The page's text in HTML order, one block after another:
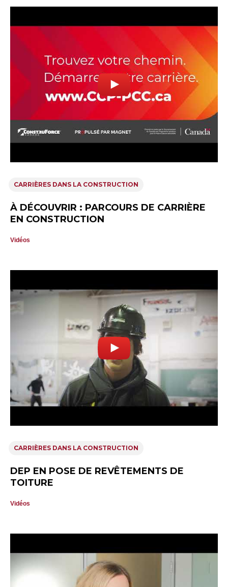
CARRIÈRES DANS LA CONSTRUCTION
À DÉCOUVRIR : PARCOURS DE CARRIÈRE
EN CONSTRUCTION
Vidéos
CARRIÈRES DANS LA CONSTRUCTION
DEP EN POSE DE REVÊTEMENTS DE
TOITURE
Vidéos